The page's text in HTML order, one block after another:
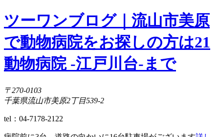
ツーワンブログ｜流山市美原
で動物病院をお探しの方は21
動物病院 -江戸川台-まで
〒270-0103
千葉県流山市美原2丁目539-2
tel：04-7178-2122